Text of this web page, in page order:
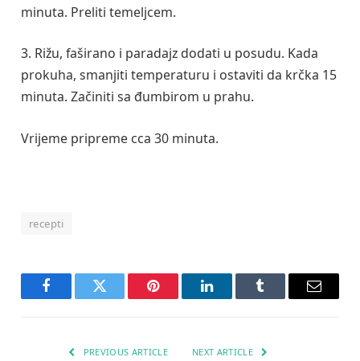
minuta. Preliti temeljcem.
3. Rižu, faširano i paradajz dodati u posudu. Kada
prokuha, smanjiti temperaturu i ostaviti da krčka 15
minuta. Začiniti sa đumbirom u prahu.
Vrijeme pripreme cca 30 minuta.
recepti
FacebookTwitter Pinterest LinkedInTumblr Email
PREVIOUS ARTICLE NEXT ARTICLE